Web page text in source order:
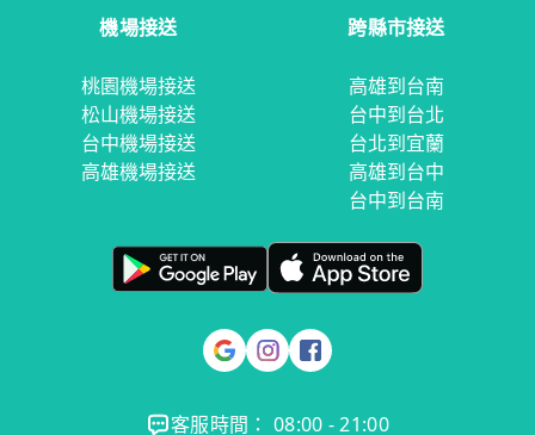
機場接送
桃園機場接送
松山機場接送
台中機場接送
高雄機場接送
跨縣市接送
高雄到台南
台中到台北
台北到宜蘭
高雄到台中
台中到台南
客服時間： 08:00 - 21:00